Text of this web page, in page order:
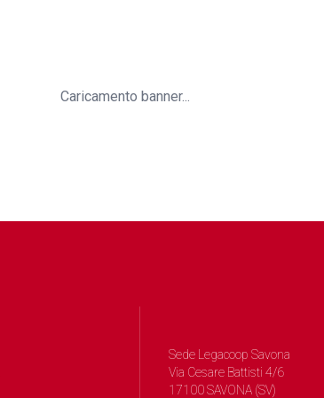
Caricamento banner...
Sede Legacoop Savona
Via Cesare Battisti 4/6
17100 SAVONA (SV)